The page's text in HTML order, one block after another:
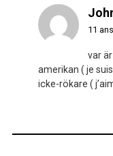
11
var
amerikan ( je
icke-rökare (